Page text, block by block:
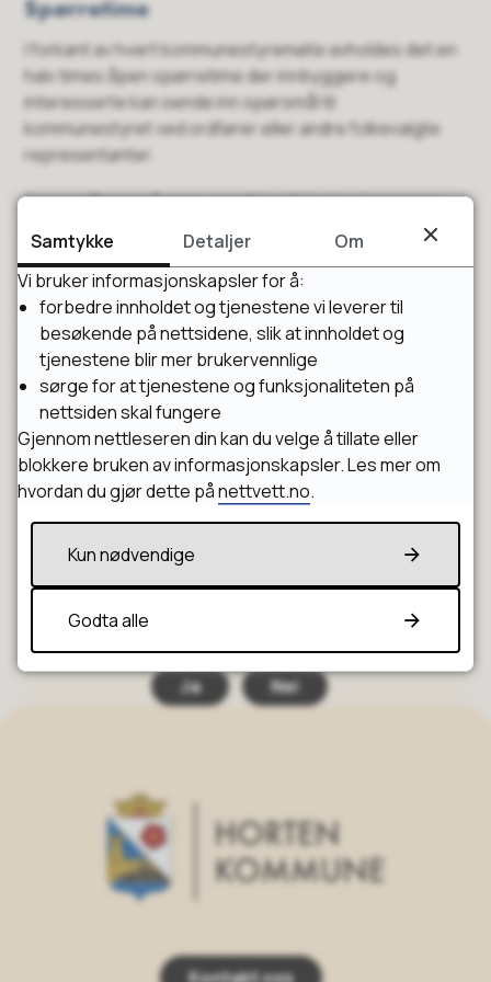
Spørretime
I forkant av hvert kommunestyremøte avholdes det en
halv times åpen spørretime der innbyggere og
interesserte kan sende inn spørsmål til
kommunestyret ved ordfører eller andre folkevalgte
representanter.
Spørsmålene må være sendt inn til Horten kommune
tre virkedager før kommunestyremøte for at det skal
bli tatt opp. Spørsmålet må presenteres muntlig fra
talerstolen i kommunestyresalen av representanten
som har sendt inn spørsmålet. Det kan brukes inntil 3
minutter på spørsmålsstilling og 3 minutter på
eventuelt oppfølgingsspørsmål.
Spørsmål sendes tilpostmottak@horten.kommune.no
Fant du det du lette etter?
Ja Nei
Samtykke Detaljer
Om
Vi bruker informasjonskapsler for å:
forbedre innholdet og tjenestene vi leverer til
besøkende på nettsidene, slik at innholdet og
tjenestene blir mer brukervennlige
sørge for at tjenestene og funksjonaliteten på
nettsiden skal fungere
Gjennom nettleseren din kan du velge å tillate eller
blokkere bruken av informasjonskapsler. Les mer om
hvordan du gjør dette pånettvett.no.
Kun nødvendige
Godta alle